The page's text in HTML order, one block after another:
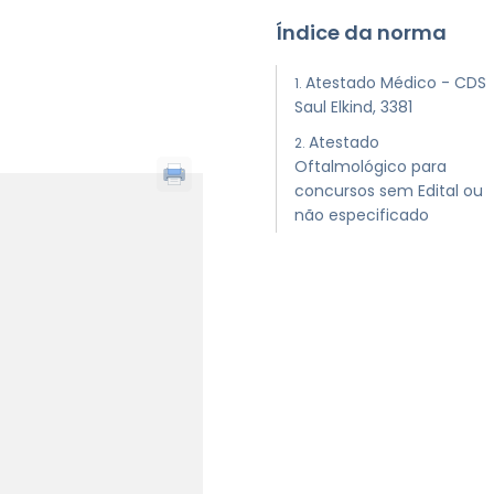
Índice da norma
Atestado Médico - CDS
Saul Elkind, 3381
Atestado
Oftalmológico para
concursos sem Edital ou
não especificado